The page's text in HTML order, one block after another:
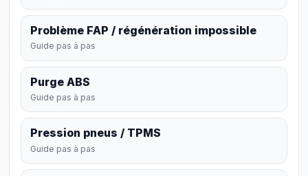
Problème FAP / régénération impossible
Guide pas à pas
Purge ABS
Guide pas à pas
Pression pneus / TPMS
Guide pas à pas